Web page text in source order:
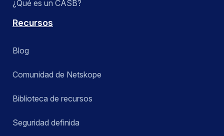
¿Qué es un CASB?
Recursos
Blog
Comunidad de Netskope
Biblioteca de recursos
Seguridad definida